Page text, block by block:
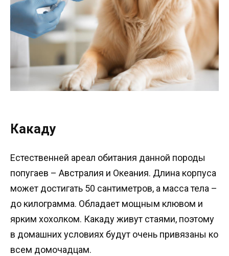
Какаду
Естественней ареал обитания данной породы
попугаев – Австралия и Океания. Длина корпуса
может достигать 50 сантиметров, а масса тела –
до килограмма. Обладает мощным клювом и
ярким хохолком. Какаду живут стаями, поэтому
в домашних условиях будут очень привязаны ко
всем домочадцам.